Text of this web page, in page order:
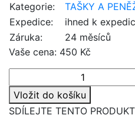
Kategorie:
TAŠKY A
Expedice:
ihned k
Záruka:
24 měsíců
Vaše cena: 450 Kč
Vložit do košíku
SDÍLEJTE TENTO PRODUKT